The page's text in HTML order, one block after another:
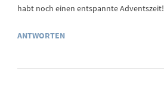
habt noch einen entspannte Adventszeit!
ANTWORTEN